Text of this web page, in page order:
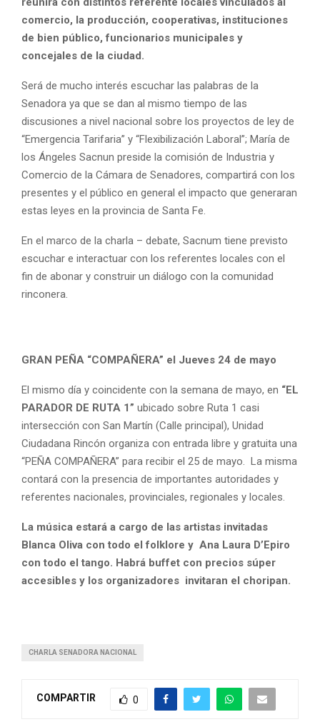
comercio, la producción, cooperativas, instituciones
de bien público, funcionarios municipales y
concejales de la ciudad.
Será de mucho interés escuchar las palabras de la
Senadora ya que se dan al mismo tiempo de las
discusiones a nivel nacional sobre los proyectos de ley de
“Emergencia Tarifaria” y “Flexibilización Laboral”; María de
los Ángeles Sacnun preside la comisión de Industria y
Comercio de la Cámara de Senadores, compartirá con los
presentes y el público en general el impacto que generaran
estas leyes en la provincia de Santa Fe.
En el marco de la charla – debate, Sacnum tiene previsto
escuchar e interactuar con los referentes locales con el
fin de abonar y construir un diálogo con la comunidad
rinconera.
GRAN PEÑA “COMPAÑERA” el Jueves 24 de mayo
El mismo día y coincidente con la semana de mayo, en “EL
PARADOR DE RUTA 1” ubicado sobre Ruta 1 casi
intersección con San Martín (Calle principal), Unidad
Ciudadana Rincón organiza con entrada libre y gratuita una
“PEÑA COMPAÑERA” para recibir el 25 de mayo. La misma
contará con la presencia de importantes autoridades y
referentes nacionales, provinciales, regionales y locales.
La música estará a cargo de las artistas invitadas
Blanca Oliva con todo el folklore y Ana Laura D’Epiro
con todo el tango. Habrá buffet con precios súper
accesibles y los organizadores invitaran el choripan.
CHARLA SENADORA NACIONAL
COMPARTIR 0